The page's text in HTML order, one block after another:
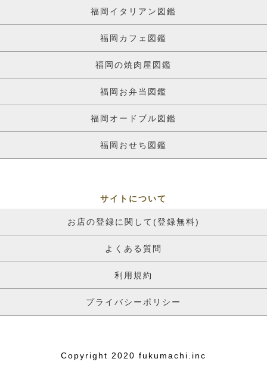
福岡イタリアン図鑑
福岡カフェ図鑑
福岡の焼肉屋図鑑
福岡お弁当図鑑
福岡オードブル図鑑
福岡おせち図鑑
サイトについて
お店の登録に関して(登録無料)
よくある質問
利用規約
プライバシーポリシー
Copyright 2020 fukumachi.inc